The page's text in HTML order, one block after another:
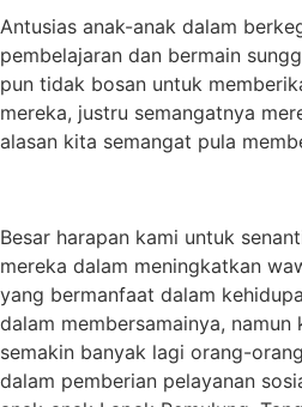
Antusias anak-anak dalam
pembelajaran dan bermain
pun tidak bosan untuk
mereka, justru semangatnya
alasan kita semangat pula
Besar harapan kami untuk
mereka dalam meningkatkan
yang bermanfaat dalam
dalam membersamainya, namun
semakin banyak lagi orang-
dalam pemberian pelayanan